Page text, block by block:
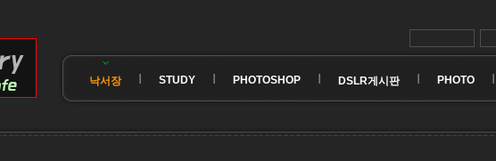
낙서장 STUDY PHOTOSHOP DSLR게시판 PHOTO